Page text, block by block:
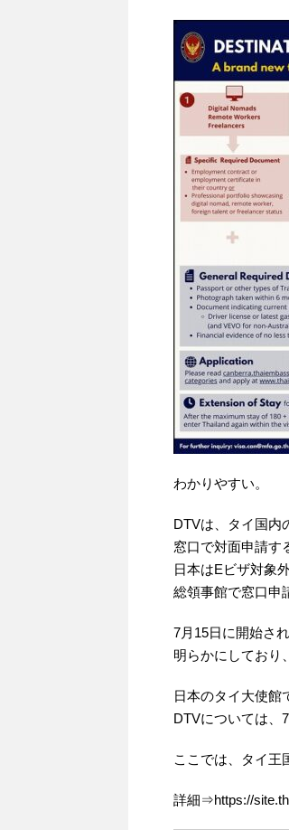
わかりやすい。
DTVは、タイ国内
窓口で対面申請す
日本はEビザ対象
総領事館で窓口申
7月15日に開始さ
明らかにしており
日本のタイ大使館
DTVについては、
ここでは、タイ王
詳細⇒https://